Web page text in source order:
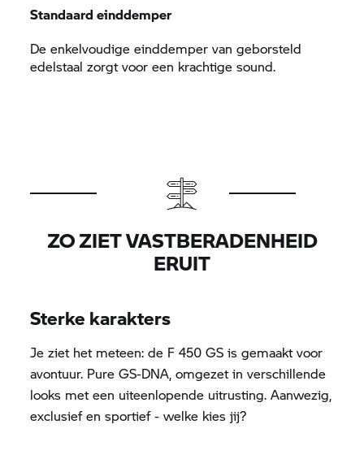
Standaard einddemper
De enkelvoudige einddemper van geborsteld
edelstaal zorgt voor een krachtige sound.
ZO ZIET VASTBERADENHEID
ERUIT
Sterke karakters
Je ziet het meteen: de F 450 GS is gemaakt voor
avontuur. Pure GS-DNA, omgezet in verschillende
looks met een uiteenlopende uitrusting. Aanwezig,
exclusief en sportief - welke kies jij?